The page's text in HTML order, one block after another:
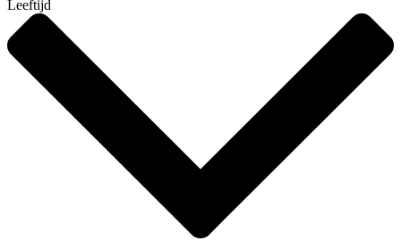
Leeftijd